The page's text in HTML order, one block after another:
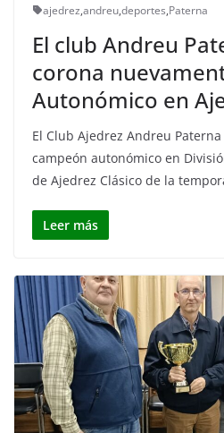
ajedrez,andreu,deportes,Paterna
El club Andreu
corona
Autonómico en
El Club Ajedrez Andreu
campeón autonómico en
de Ajedrez Clásico de la
Leer más